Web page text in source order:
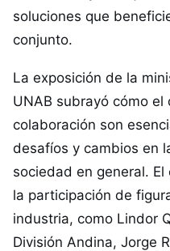
soluciones que
conjunto.
La exposición de la
UNAB subrayó cómo el
colaboración son
desafíos y cambios en
sociedad en general.
la participación de
industria, como Lindor
División Andina, Jorge